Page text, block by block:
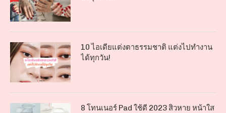
10 ไอเดียแต่งตาธรรมชาติ แต่งไปทำงาน
ได้ทุกวัน!
8 โทนเนอร์ Pad ใช้ดี 2023 สิวหาย หน้าใส